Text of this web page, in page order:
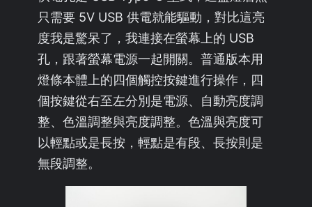
只需要 5V USB 供電就能驅動，對比這亮
度我是驚呆了，我連接在螢幕上的 USB
孔，跟著螢幕電源一起開關。普通版本用
燈條本體上的四個觸控按鍵進行操作，四
個按鍵從右至左分別是電源、自動亮度調
整、色溫調整與亮度調整。色溫與亮度可
以輕點或是長按，輕點是有段、長按則是
無段調整。